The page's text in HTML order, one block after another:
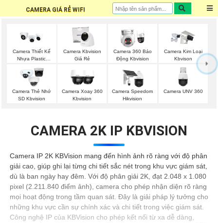
CAMERA GIÁ RẺ WIFI
Camera Thiết Kế
Nhựa Plastic
Camera Kbvision
Giá Rẻ
Camera 360 Báo
Động Kbvision
Camera Kim Loại
Kbvison
Camera Thẻ Nhớ
SD Kbvision
Camera Xoay 360
Kbvision
Camera Speedom
Hikvision
Camera UNV 360
CAMERA 2K IP KBVISION
Camera IP 2K KBVision mang đến hình ảnh rõ ràng với độ phân
giải cao, giúp ghi lại từng chi tiết sắc nét trong khu vực giám sát,
dù là ban ngày hay đêm. Với độ phân giải 2K, đạt 2.048 x 1.080
pixel (2.211.840 điểm ảnh), camera cho phép nhận diện rõ ràng
mọi hoạt động trong tầm quan sát. Đây là giải pháp lý tưởng cho
những khu vực cần sự chính xác và chi tiết trong việc giám sát.
Công nghệ IP của KBVision cho phép kết nối từ xa dễ dàng,